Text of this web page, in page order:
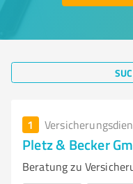
1
Pletz & Becker
Beratung zu